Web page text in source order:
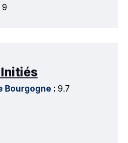
9
Initiés
Bourgogne : 9.7